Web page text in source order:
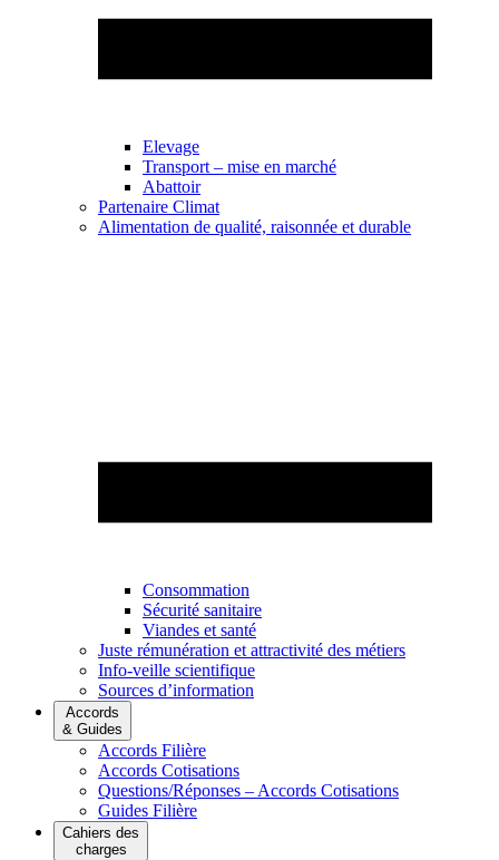
Elevage
Transport – mise en marché
Abattoir
Partenaire Climat
Alimentation de qualité, raisonnée et durable
Consommation
Sécurité sanitaire
Viandes et santé
Juste rémunération et attractivité des métiers
Info-veille scientifique
Sources d’information
Accords
& Guides
Accords Filière
Accords Cotisations
Questions/Réponses – Accords Cotisations
Guides Filière
Cahiers des
charges